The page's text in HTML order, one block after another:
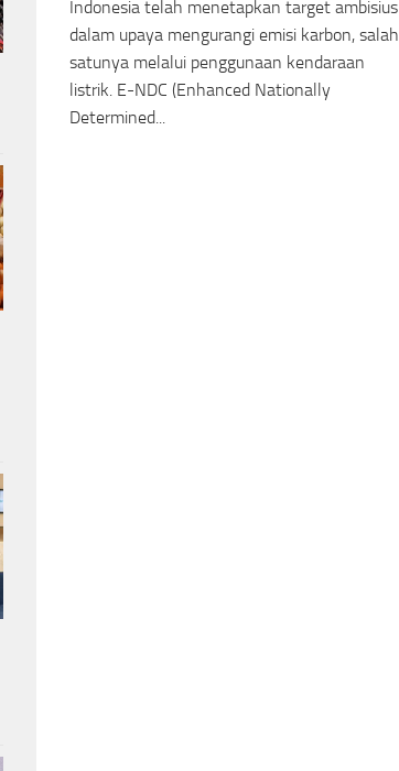
Indonesia telah menetapkan target ambisius
dalam upaya mengurangi emisi karbon, salah
satunya melalui penggunaan kendaraan
listrik. E-NDC (Enhanced Nationally
Determined...